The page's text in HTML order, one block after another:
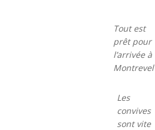
Tout est
prêt pour
l’arrivée à
Montrevel
Les
convives
sont vite